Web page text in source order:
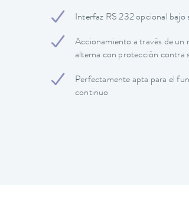
Interfaz RS 232 opcional bajo
Accionamiento a través de un
alterna con protección contra
Perfectamente apta para el
continuo